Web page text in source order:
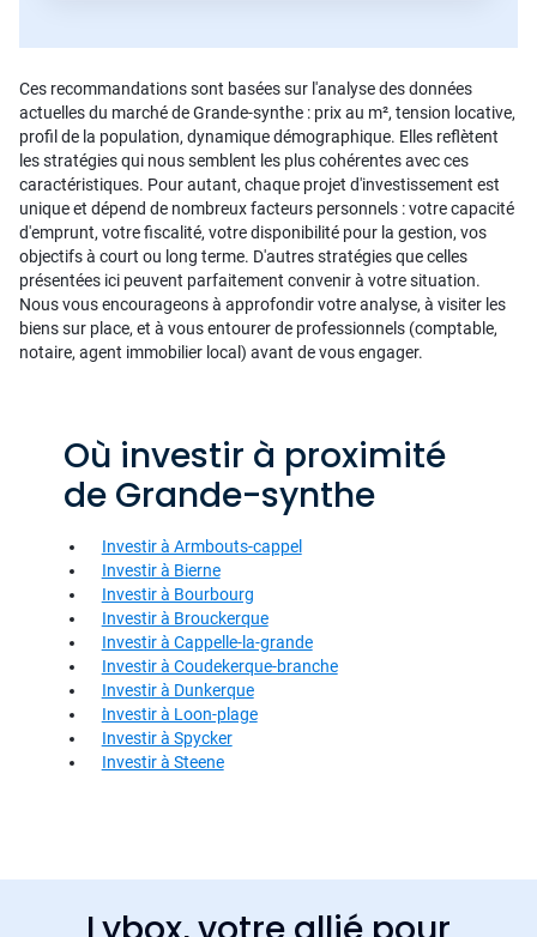
Ces recommandations sont basées sur l'analyse des données
actuelles du marché de Grande-synthe : prix au m², tension locative,
profil de la population, dynamique démographique. Elles reflètent
les stratégies qui nous semblent les plus cohérentes avec ces
caractéristiques. Pour autant, chaque projet d'investissement est
unique et dépend de nombreux facteurs personnels : votre capacité
d'emprunt, votre fiscalité, votre disponibilité pour la gestion, vos
objectifs à court ou long terme. D'autres stratégies que celles
présentées ici peuvent parfaitement convenir à votre situation.
Nous vous encourageons à approfondir votre analyse, à visiter les
biens sur place, et à vous entourer de professionnels (comptable,
notaire, agent immobilier local) avant de vous engager.
Où investir à proximité
de Grande-synthe
Investir à Armbouts-cappel
Investir à Bierne
Investir à Bourbourg
Investir à Brouckerque
Investir à Cappelle-la-grande
Investir à Coudekerque-branche
Investir à Dunkerque
Investir à Loon-plage
Investir à Spycker
Investir à Steene